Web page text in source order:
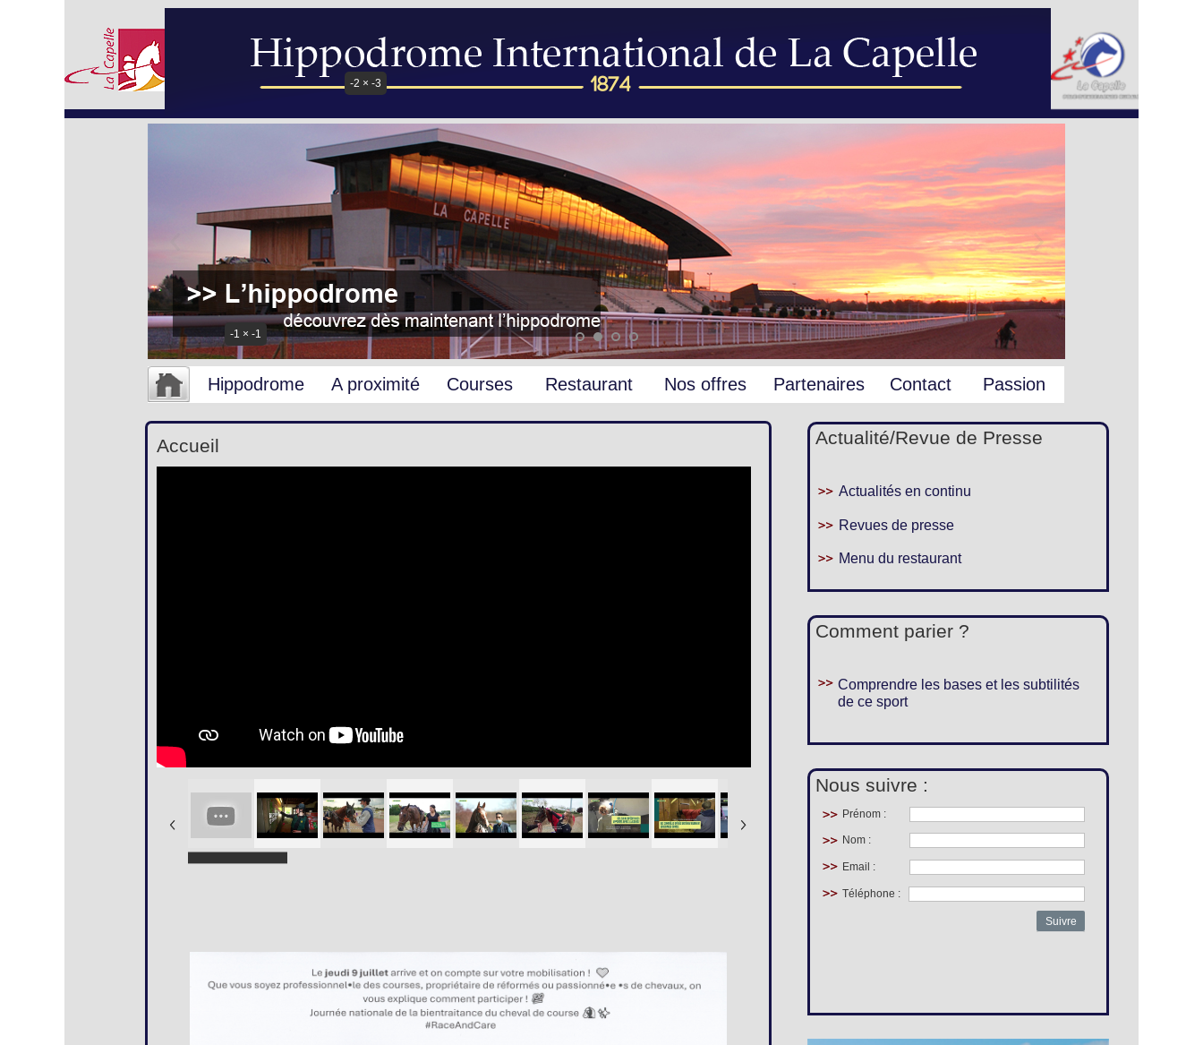
Hippodrome A proximité Courses Restaurant Nos offres
Loges
Partenaires Contact Passion
Accueil
-1 × -1
-2 × -3
Actualité/Revue de Presse
Actualités en continu
Revues de presse
Menu du restaurant
Comment parier ?
Comprendre les bases et les subtilités
de ce sport
Nous suivre :
Prénom :
Nom :
Email :
Téléphone :
Suivre